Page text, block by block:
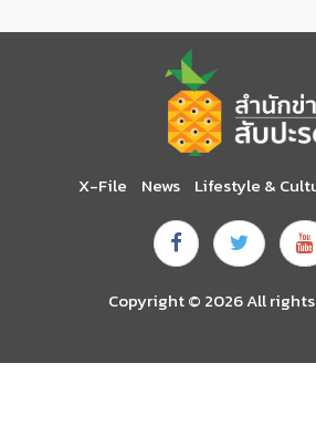
X-File News Lifestyle &
Copyright © 2026 All